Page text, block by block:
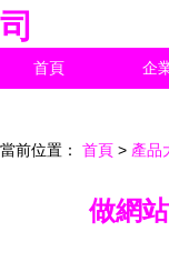
司
首頁 企
當前位置： 首頁 > 產品
做網